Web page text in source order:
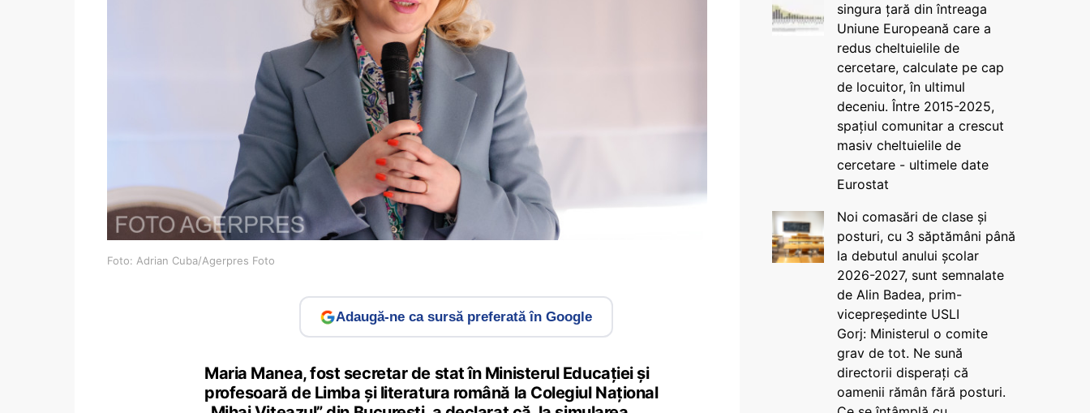
Foto: Adrian Cuba/Agerpres Foto
Adaugă-ne ca sursă preferată în Google
Maria Manea, fost secretar de stat în Ministerul Educației și
profesoară de Limba și literatura română la Colegiul Național
singura țară din întreaga
Uniune Europeană care a
redus cheltuielile de
cercetare, calculate pe cap
de locuitor, în ultimul
deceniu. Între 2015-2025,
spațiul comunitar a crescut
masiv cheltuielile de
cercetare - ultimele date
Eurostat
Noi comasări de clase și
posturi, cu 3 săptămâni până
la debutul anului școlar
2026-2027, sunt semnalate
de Alin Badea, prim-
vicepreședinte USLI
Gorj: Ministerul o comite
grav de tot. Ne sună
directorii disperați că
oamenii rămân fără posturi.